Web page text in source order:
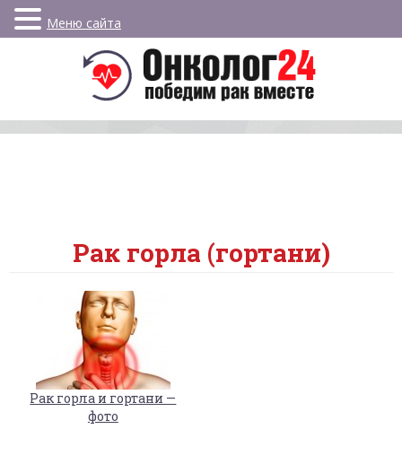
Рак горла (гортани)
Рак горла и гортани —
фото
Меню сайта